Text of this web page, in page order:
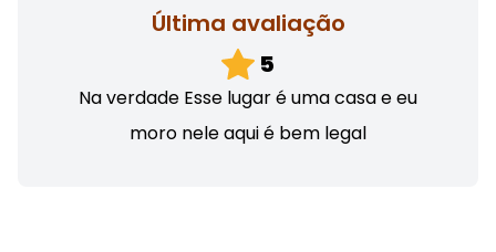
Última avaliação
5
Na verdade Esse lugar é uma casa e eu
moro nele aqui é bem legal